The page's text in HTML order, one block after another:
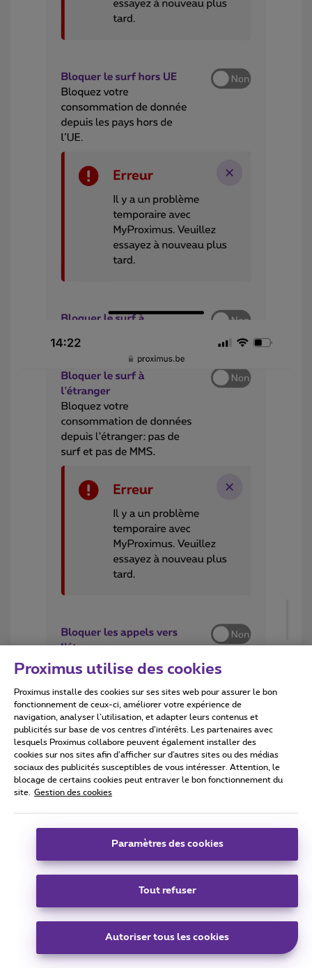
Proximus utilise des cookies
Proximus installe des cookies sur ses sites web pour assurer le bon
fonctionnement de ceux-ci, améliorer votre expérience de
navigation, analyser l’utilisation, et adapter leurs contenus et
publicités sur base de vos centres d’intérêts. Les partenaires avec
lesquels Proximus collabore peuvent également installer des
cookies sur nos sites afin d’afficher sur d'autres sites ou des médias
sociaux des publicités susceptibles de vous intéresser. Attention, le
blocage de certains cookies peut entraver le bon fonctionnement du
site.
Gestion des cookies
Paramètres des cookies
Tout refuser
Autoriser tous les cookies